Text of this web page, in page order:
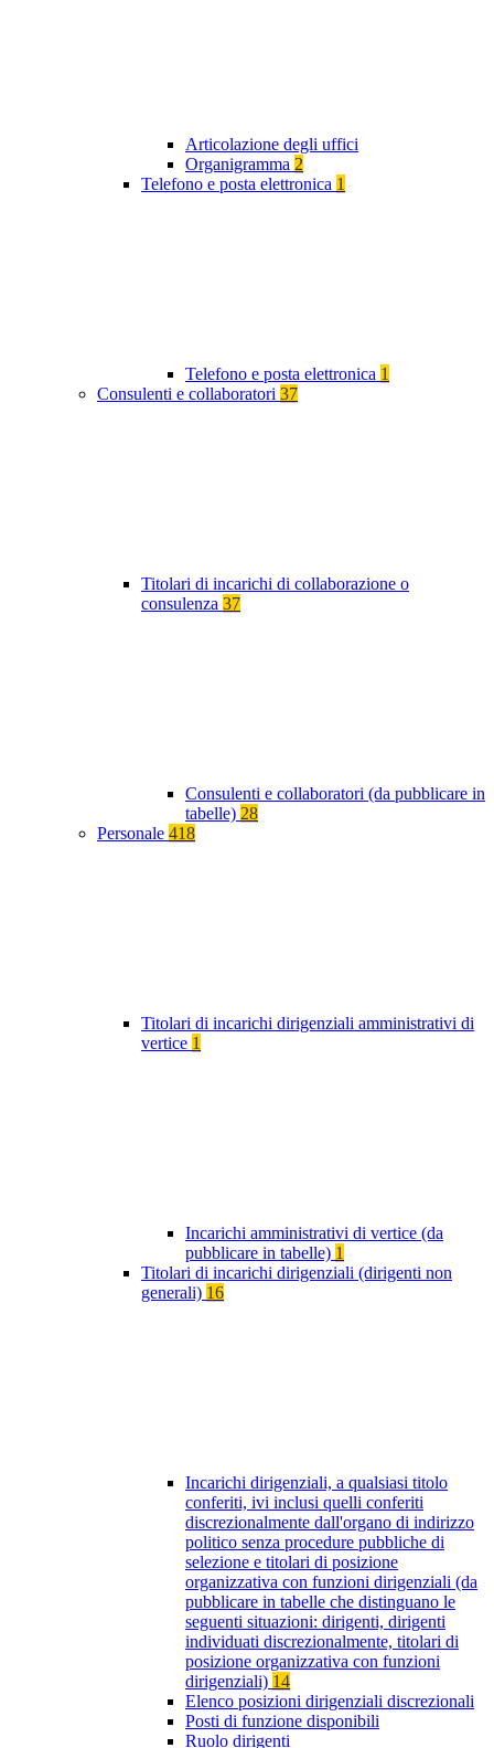
Articolazione degli uffici
Organigramma 2
Telefono e posta elettronica 1
Telefono e posta elettronica 1
Consulenti e collaboratori 37
Titolari di incarichi di collaborazione o
consulenza 37
Consulenti e collaboratori (da pubblicare in
tabelle) 28
Personale 418
Titolari di incarichi dirigenziali amministrativi di
vertice 1
Incarichi amministrativi di vertice (da
pubblicare in tabelle) 1
Titolari di incarichi dirigenziali (dirigenti non
generali) 16
Incarichi dirigenziali, a qualsiasi titolo
conferiti, ivi inclusi quelli conferiti
discrezionalmente dall'organo di indirizzo
politico senza procedure pubbliche di
selezione e titolari di posizione
organizzativa con funzioni dirigenziali (da
pubblicare in tabelle che distinguano le
seguenti situazioni: dirigenti, dirigenti
individuati discrezionalmente, titolari di
posizione organizzativa con funzioni
dirigenziali) 14
Elenco posizioni dirigenziali discrezionali
Posti di funzione disponibili
Ruolo dirigenti